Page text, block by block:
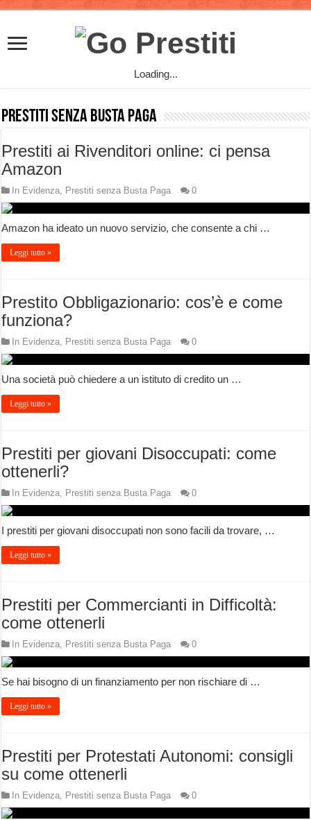
Loading...
Prestiti senza Busta Paga
Prestiti ai Rivenditori online: ci pensa
Amazon
In Evidenza, Prestiti senza Busta Paga 0
Amazon ha ideato un nuovo servizio, che consente a chi …
Leggi tutto »
Prestito Obbligazionario: cos’è e come
funziona?
In Evidenza, Prestiti senza Busta Paga 0
Una società può chiedere a un istituto di credito un …
Leggi tutto »
Prestiti per giovani Disoccupati: come
ottenerli?
In Evidenza, Prestiti senza Busta Paga 0
I prestiti per giovani disoccupati non sono facili da trovare, …
Leggi tutto »
Prestiti per Commercianti in Difficoltà:
come ottenerli
In Evidenza, Prestiti senza Busta Paga 0
Se hai bisogno di un finanziamento per non rischiare di …
Leggi tutto »
Prestiti per Protestati Autonomi: consigli
su come ottenerli
In Evidenza, Prestiti senza Busta Paga 0